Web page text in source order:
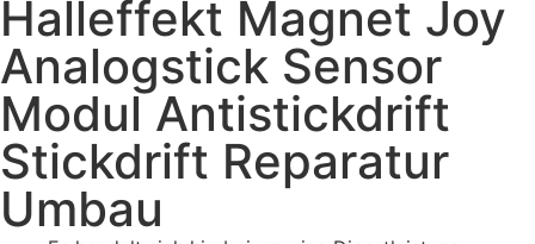
Halleffekt Magnet Joy
Analogstick Sensor
Modul Antistickdrift
Stickdrift Reparatur
Umbau